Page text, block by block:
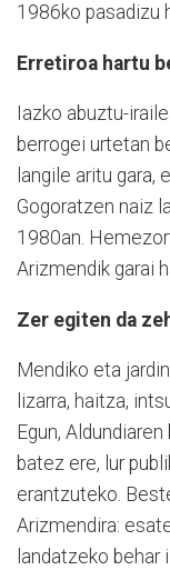
1986ko pasadizu
Erretiroa hartu
Iazko abuztu-
berrogei urtetan
langile aritu gara,
Gogoratzen naiz
1980an.
Arizmendik garai
Zer egiten da
Mendiko eta
lizarra, haitza,
Egun,
batez ere, lur
erantzuteko.
Arizmendira:
landatzeko behar